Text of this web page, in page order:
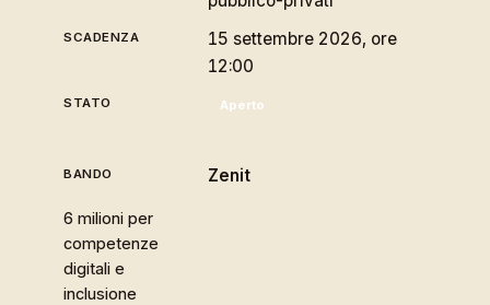
15 settembre 2026, ore
12:00
Aperto
Zenit
6 milioni per
competenze
digitali e
inclusione